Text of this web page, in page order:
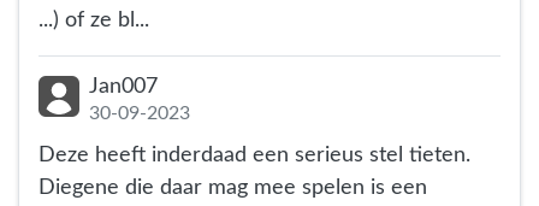
...) of ze bl...
Jan007
30-09-2023
Deze heeft inderdaad een serieus stel tieten.
Diegene die daar mag mee spelen is een